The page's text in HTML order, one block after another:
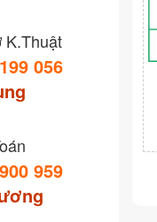
K.Thuật
056
959